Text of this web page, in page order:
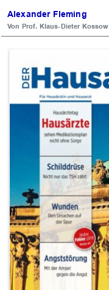
Alexander Fleming
Prof. Klaus-Dieter Kossow